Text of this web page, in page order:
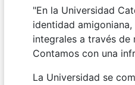
"En la Universidad
identidad
integrales a través de
Contamos con una
La Universidad se